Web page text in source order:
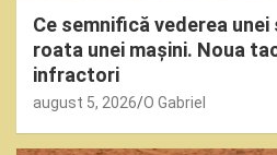
Ce semnifică vederea
roata unei mașini. Noua
infractori
august 5, 2026 O Gabriel